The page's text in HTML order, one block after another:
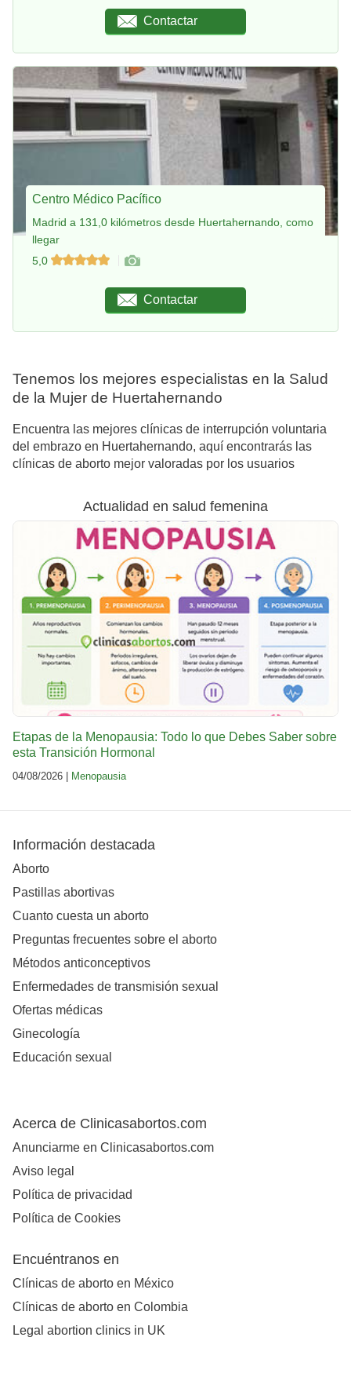
Contactar
Centro Médico Pacífico
Madrid a 131,0 kilómetros desde Huertahernando, como
llegar
5,0
Contactar
Tenemos los mejores especialistas en la Salud
de la Mujer de Huertahernando
Encuentra las mejores clínicas de interrupción voluntaria
del embrazo en Huertahernando, aquí encontrarás las
clínicas de aborto mejor valoradas por los usuarios
Actualidad en salud femenina
Etapas de la Menopausia: Todo lo que Debes Saber sobre
esta Transición Hormonal
04/08/2026 | Menopausia
Información destacada
Aborto
Pastillas abortivas
Cuanto cuesta un aborto
Preguntas frecuentes sobre el aborto
Métodos anticonceptivos
Enfermedades de transmisión sexual
Ofertas médicas
Ginecología
Educación sexual
Acerca de Clinicasabortos.com
Anunciarme en Clinicasabortos.com
Aviso legal
Política de privacidad
Política de Cookies
Encuéntranos en
Clínicas de aborto en México
Clínicas de aborto en Colombia
Legal abortion clinics in UK